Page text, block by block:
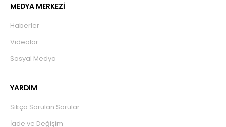
MEDYA MERKEZİ
Haberler
Videolar
Sosyal Medya
YARDIM
Sıkça Sorulan Sorular
İade ve Değişim